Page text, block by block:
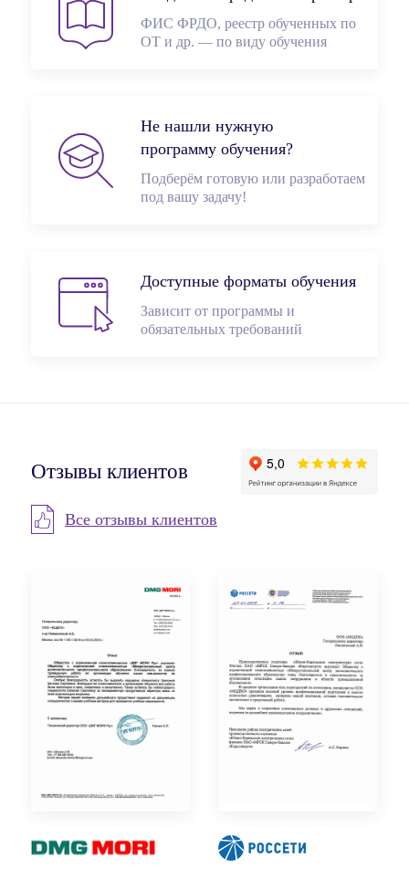
ФИС ФРДО, реестр обученных по
ОТ и др. — по виду обучения
Не нашли нужную
программу обучения?
Подберём готовую или разработаем
под вашу задачу!
Доступные форматы обучения
Зависит от программы и
обязательных требований
Отзывы клиентов
Все отзывы клиентов